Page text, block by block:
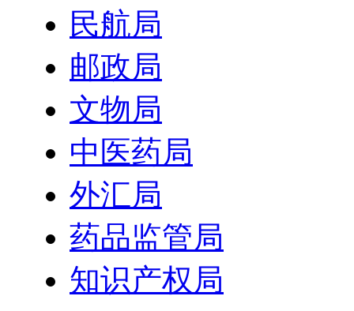
民航局
邮政局
文物局
中医药局
外汇局
药品监管局
知识产权局